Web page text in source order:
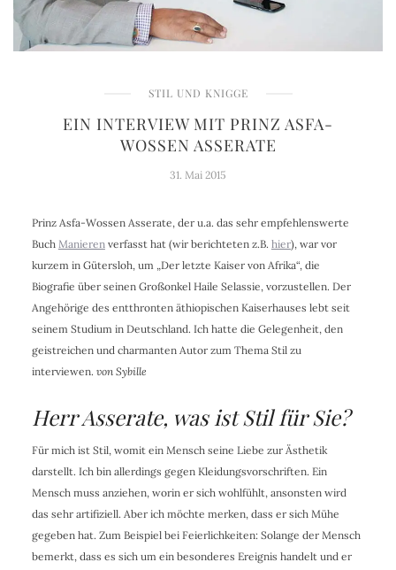
STIL UND KNIGGE
EIN INTERVIEW MIT PRINZ ASFA-
WOSSEN ASSERATE
31. Mai 2015
Prinz Asfa-Wossen Asserate, der u.a. das sehr empfehlenswerte
Buch Manierenverfasst hat (wir berichteten z.B. hier), war vor
kurzem in Gütersloh, um „Der letzte Kaiser von Afrika“, die
Biografie über seinen Großonkel Haile Selassie, vorzustellen. Der
Angehörige des entthronten äthiopischen Kaiserhauses lebt seit
seinem Studium in Deutschland. Ich hatte die Gelegenheit, den
geistreichen und charmanten Autor zum Thema Stil zu
interviewen. von Sybille
Herr Asserate, was ist Stil für Sie?
Für mich ist Stil, womit ein Mensch seine Liebe zur Ästhetik
darstellt. Ich bin allerdings gegen Kleidungsvorschriften. Ein
Mensch muss anziehen, worin er sich wohlfühlt, ansonsten wird
das sehr artifiziell. Aber ich möchte merken, dass er sich Mühe
gegeben hat. Zum Beispiel bei Feierlichkeiten: Solange der Mensch
bemerkt, dass es sich um ein besonderes Ereignis handelt und er